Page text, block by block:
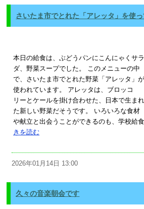
さいたま市でとれた「アレッタ」を使
本日の給食は、ぶどうパンにこんにゃくサラ
ダ、野菜スープでした。 このメニューの中
で、さいたま市でとれた野菜「アレッタ」が
使われています。 アレッタは、ブロッコ
リーとケールを掛け合わせた、日本で生まれ
た新しい野菜だそうです。 いろいろな食材
や献立と出会うことができるのも、学校給
きを読む
2026年01月14日 13:00
久々の音楽朝会です